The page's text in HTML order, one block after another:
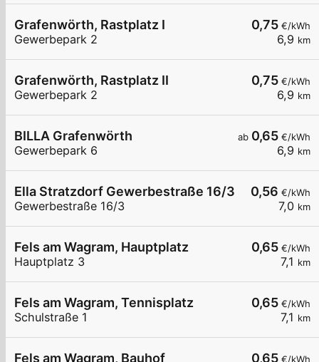
0,75 €/kWh
6,9 km
Grafenwörth, Rastplatz I
Gewerbepark 2
0,75 €/kWh
6,9 km
Grafenwörth, Rastplatz II
Gewerbepark 2
ab 0,65 €/kWh
6,9 km
BILLA Grafenwörth
Gewerbepark 6
0,56 €/kWh
7,0 km
Ella Stratzdorf Gewerbestraße 16/3
Gewerbestraße 16/3
0,65 €/kWh
7,1 km
Fels am Wagram, Hauptplatz
Hauptplatz 3
0,65 €/kWh
7,1 km
Fels am Wagram, Tennisplatz
Schulstraße 1
0,65 €/kWh
Fels am Wagram, Bauhof